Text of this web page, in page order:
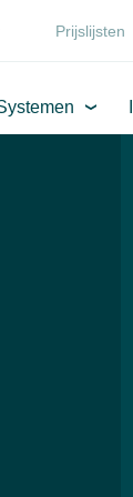
Prijslijsten